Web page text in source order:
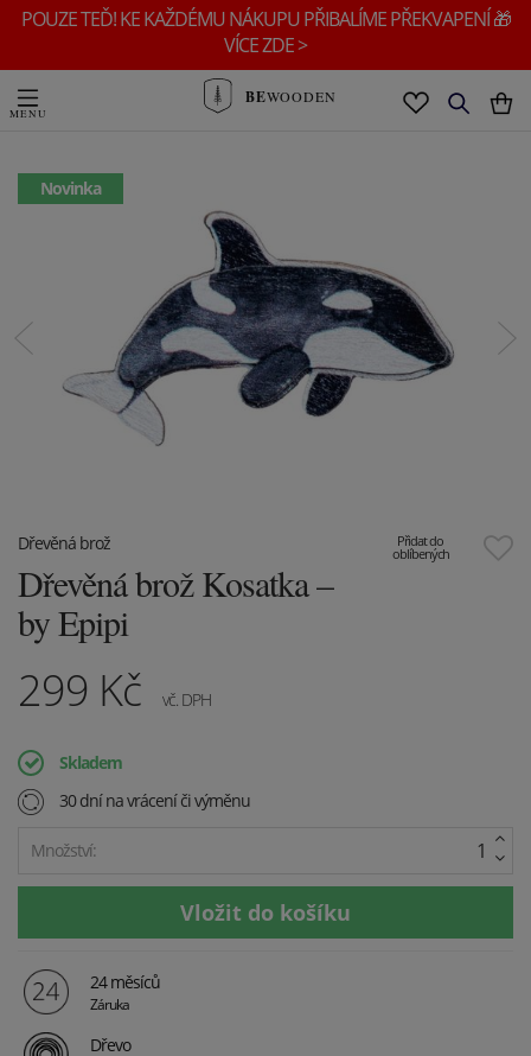
POUZE TEĎ! KE KAŽDÉMU NÁKUPU PŘIBALÍME PŘEKVAPENÍ 🎁
VÍCE ZDE >
BEWOODEN
Novinka
Přidat do
oblíbených
Dřevěná brož
Dřevěná brož Kosatka –
by Epipi
299 Kč vč. DPH
Skladem
30 dní na vrácení či výměnu
Množství:
24 měsíců
Záruka
Dřevo